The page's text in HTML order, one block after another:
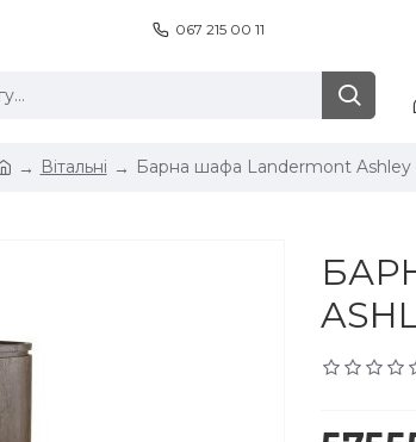
067 215 00 11
Вітальні Барна шафа Landermont Ashley